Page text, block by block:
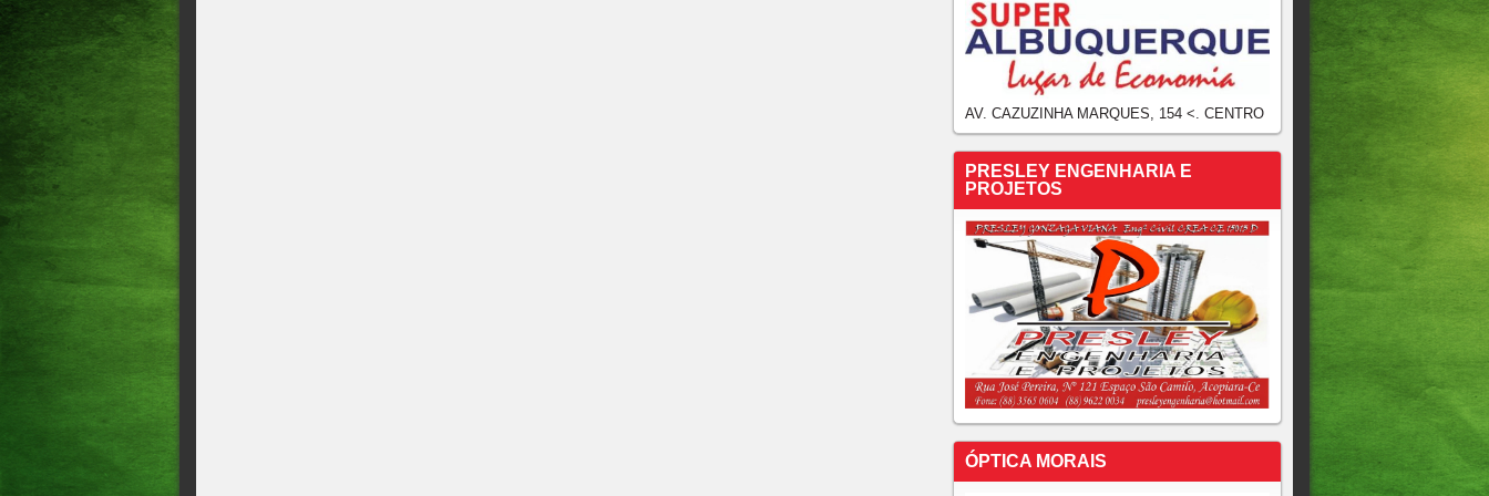
AV. CAZUZINHA MARQUES, 154 <. CENTRO
PRESLEY ENGENHARIA E
PROJETOS
ÓPTICA MORAIS